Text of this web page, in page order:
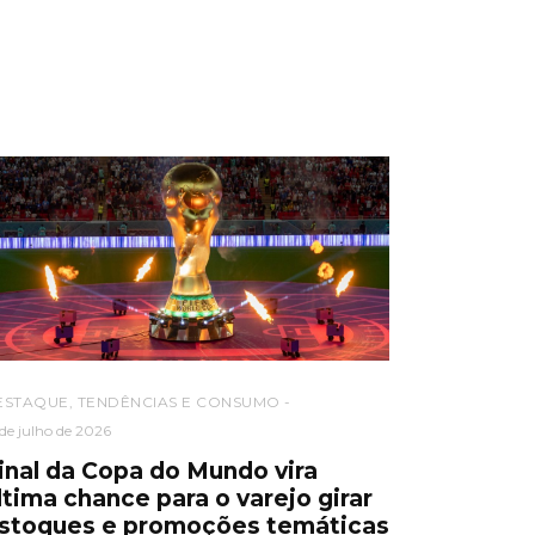
TENDÊNCIAS E CONSUMO
julho de 2026
da Copa do Mundo vira
chance para o varejo girar
e promoções temáticas